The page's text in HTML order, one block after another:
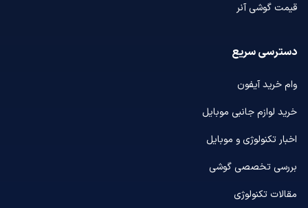
قیمت گوشی آنر
دسترسی سریع
وام خرید آیفون
خرید لوازم جانبی موبایل
اخبار تکنولوژی و موبایل
بررسی تخصصی گوشی
مقالات تکنولوژی